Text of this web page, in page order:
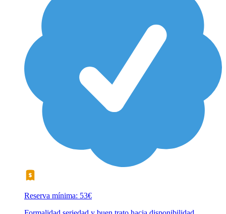
Reserva mínima: 53€